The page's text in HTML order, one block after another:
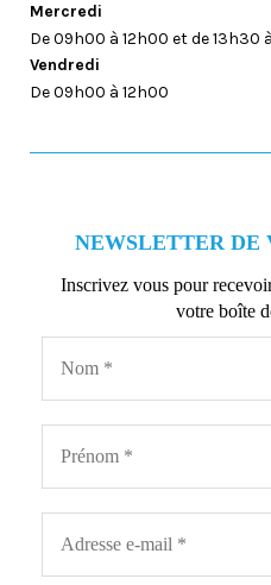
Mercredi
De 09h00 à 12h00 et de 13h30
Vendredi
De 09h00 à 12h00
NEWSLETTER DE
Inscrivez vous pour
votre boîte